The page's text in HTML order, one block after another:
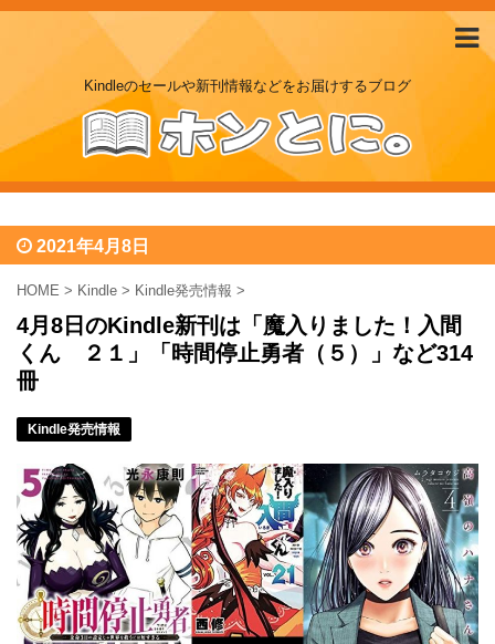
Kindleのセールや新刊情報などをお届けするブログ
2021年4月8日
HOME > Kindle > Kindle発売情報 >
4月8日のKindle新刊は「魔入りました！入間
くん ２１」「時間停止勇者（５）」など314
冊
Kindle発売情報